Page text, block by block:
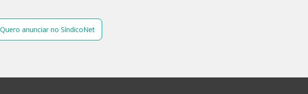
Quero anunciar no SíndicoNet